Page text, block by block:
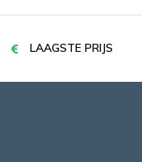
LAAGSTE PRIJS